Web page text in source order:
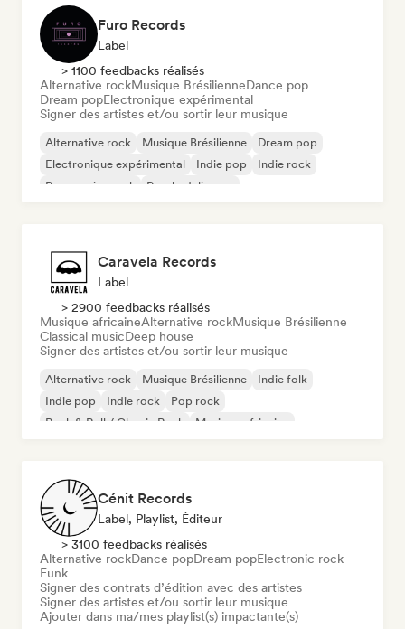
Furo Records
Label
> 1100 feedbacks réalisés
Alternative rockMusique BrésilienneDance pop
Dream popElectronique expérimental
Signer des artistes et/ou sortir leur musique
Alternative rock Musique Brésilienne
Dream pop
Electronique expérimental
Indie pop
Indie rock
Progressive rock
Psychedelic pop
Caravela Records
Label
> 2900 feedbacks réalisés
Musique africaineAlternative rockMusique Brésilienne
Classical musicDeep house
Signer des artistes et/ou sortir leur musique
Alternative rock Musique Brésilienne
Indie folk
Indie pop
Indie rock
Pop rock
Rock & Roll / Classic Rock
Musique africaine
Cénit Records
Label, Playlist, Éditeur
> 3100 feedbacks réalisés
Alternative rockDance popDream popElectronic rock
Funk
Signer des contrats d’édition avec des artistes
Signer des artistes et/ou sortir leur musique
Ajouter dans ma/mes playlist(s) impactante(s)